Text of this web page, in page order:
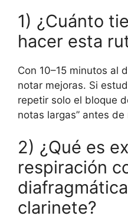
1) ¿Cuánto
hacer esta
Con 10–15 minutos al
notar mejoras. Si
repetir solo el bloque
notas largas” antes
2) ¿Qué es
respiración
clarinete?